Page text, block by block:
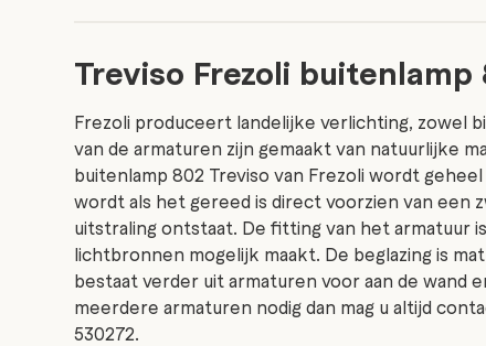
Treviso Frezoli
Frezoli produceert landelijke verlichting, zowel
van de armaturen zijn gemaakt van natuurlijke
buitenlamp 802 Treviso van Frezoli wordt
wordt als het gereed is direct voorzien van een
uitstraling ontstaat. De fitting van het armatuur
lichtbronnen mogelijk maakt. De beglazing is
bestaat verder uit armaturen voor aan de wand
meerdere armaturen nodig dan mag u altijd
530272.